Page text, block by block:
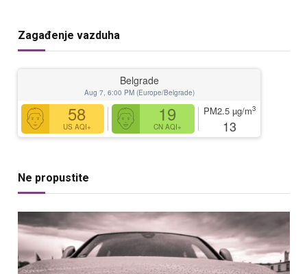
Zagađenje vazduha
Belgrade
Aug 7, 6:00 PM (Europe/Belgrade)
58
US AQI+
19
CN AQI+
PM2.5 µg/m3
13
Ne propustite